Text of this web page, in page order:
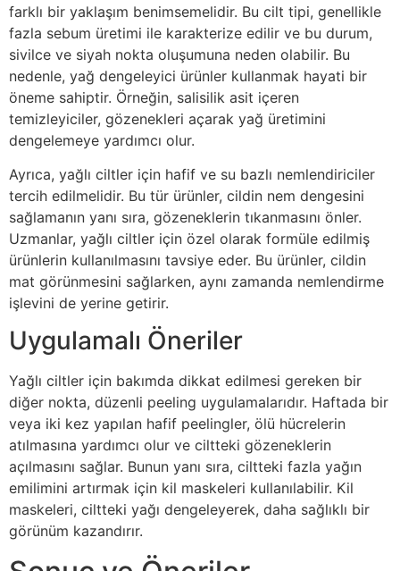
farklı bir yaklaşım benimsemelidir. Bu cilt tipi, genellikle
fazla sebum üretimi ile karakterize edilir ve bu durum,
sivilce ve siyah nokta oluşumuna neden olabilir. Bu
nedenle, yağ dengeleyici ürünler kullanmak hayati bir
öneme sahiptir. Örneğin, salisilik asit içeren
temizleyiciler, gözenekleri açarak yağ üretimini
dengelemeye yardımcı olur.
Ayrıca, yağlı ciltler için hafif ve su bazlı nemlendiriciler
tercih edilmelidir. Bu tür ürünler, cildin nem dengesini
sağlamanın yanı sıra, gözeneklerin tıkanmasını önler.
Uzmanlar, yağlı ciltler için özel olarak formüle edilmiş
ürünlerin kullanılmasını tavsiye eder. Bu ürünler, cildin
mat görünmesini sağlarken, aynı zamanda nemlendirme
işlevini de yerine getirir.
Uygulamalı Öneriler
Yağlı ciltler için bakımda dikkat edilmesi gereken bir
diğer nokta, düzenli peeling uygulamalarıdır. Haftada bir
veya iki kez yapılan hafif peelingler, ölü hücrelerin
atılmasına yardımcı olur ve ciltteki gözeneklerin
açılmasını sağlar. Bunun yanı sıra, ciltteki fazla yağın
emilimini artırmak için kil maskeleri kullanılabilir. Kil
maskeleri, ciltteki yağı dengeleyerek, daha sağlıklı bir
görünüm kazandırır.